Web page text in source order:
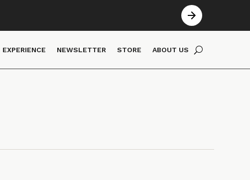
EXPERIENCE NEWSLETTER STORE ABOUT US